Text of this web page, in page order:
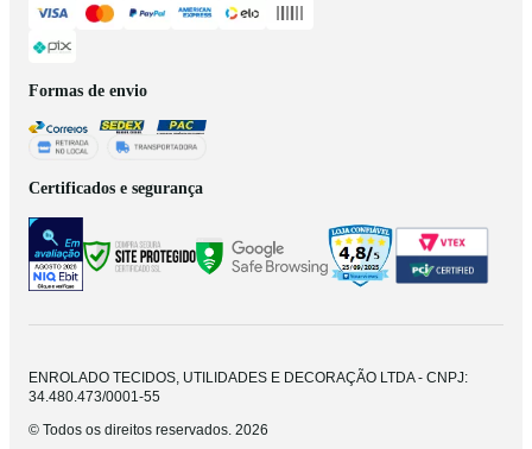
Formas de envio
Certificados e segurança
ENROLADO TECIDOS, UTILIDADES E DECORAÇÃO LTDA - CNPJ:
34.480.473/0001-55
© Todos os direitos reservados. 2026